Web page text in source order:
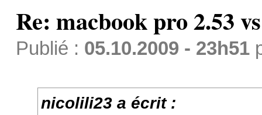
Re: macbook pro 2.53
Publié : 05.10.2009 - 23h51
nicolili23 a écrit :